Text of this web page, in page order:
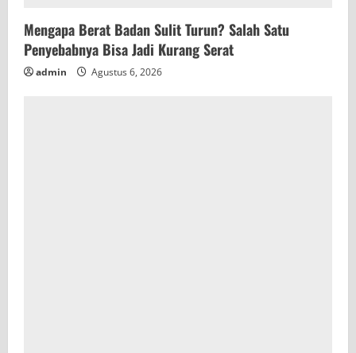
Mengapa Berat Badan Sulit Turun? Salah Satu
Penyebabnya Bisa Jadi Kurang Serat
admin Agustus 6, 2026